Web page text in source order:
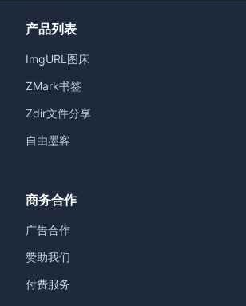
产品列表
ImgURL图床
ZMark书签
Zdir文件分享
自由墨客
商务合作
广告合作
赞助我们
付费服务